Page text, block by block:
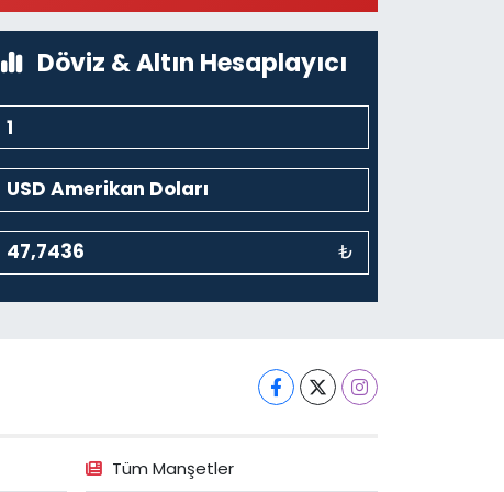
Müzesi Arkası-kalaycıbahçe Meydana Doğru
Döviz & Altın Hesaplayıcı
₺
Tüm Manşetler